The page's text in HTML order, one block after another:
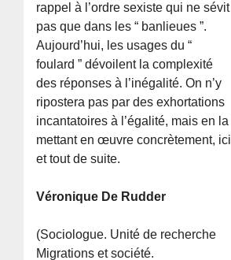
rappel à l’ordre sexiste qui ne sévit
pas que dans les “ banlieues ”.
Aujourd’hui, les usages du “
foulard ” dévoilent la complexité
des réponses à l’inégalité. On n’y
ripostera pas par des exhortations
incantatoires à l’égalité, mais en la
mettant en œuvre concrètement, ici
et tout de suite.
Véronique De Rudder
(Sociologue. Unité de recherche
Migrations et société.